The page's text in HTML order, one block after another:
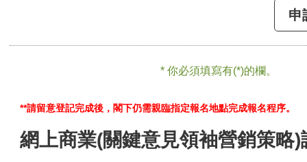
申
* 你必須填寫有(*)的欄。
**請留意登記完成後，閣下仍需親臨指定報名地點完成報名程序。
網上商業(關鍵意見領袖營銷策略)